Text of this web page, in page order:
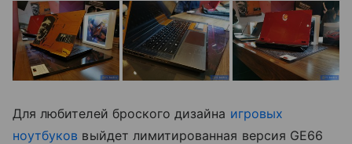
Для любителей броского дизайна игровых
ноутбуков выйдет лимитированная версия GE66